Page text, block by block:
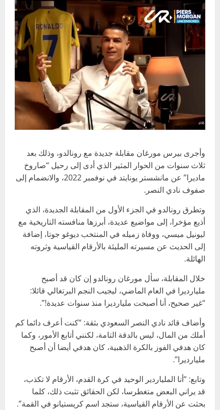
وأجرى بيرس مورغان مقابلة جديدة مع رونالدو، وذلك بعد
ثلاث سنوات من الحوار المثير الذي أدى إلى رحيل “صاروخ
ماديرا” عن مانشستر يونايتد في نوفمبر 2022، والانضمام إلى
صفوف نادي النصر.
وتطرق رونالدو في الجزء الأول من المقابلة الجديدة، الذي
أذيع مؤخرا، إلى مواضيع عديدة، أبرزها منافسته التاريخية مع
ليونيل ميسي، ووفاة زميله في المنتخب ديوغو جوتا، إضافة
إلى الحديث عن مسيرته المليئة بالأرقام القياسية وثروته
الهائلة.
خلال المقابلة، سأل مورغان رونالدو إن كان قد أصبح
مليارديرا في العام الماضي، ليجيب النجم البرتغالي قائلا:
“غير صحيح، أنا أصبحت مليارديرا منذ سنوات عديدة!”.
وأضاف قائد نادي النصر السعودي بثقة: “كنت أعرف دائما كم
أملك من المال، ليس بالدقة التامة، لكنني أتابع الأمور، وكما
كان هدفي الفوز بالكرة الذهبية، كان هدفي أيضا أن أصبح
مليارديرا”.
وتابع: “أنا الملياردير الوحيد في كرة القدم، الأرقام لا تكذب،
قد يراني البعض متغطرسا، لكن الحقائق تثبت ذلك، كلما
بحثت عن الأرقام القياسية، ستجد اسم كريستيانو في القمة”.